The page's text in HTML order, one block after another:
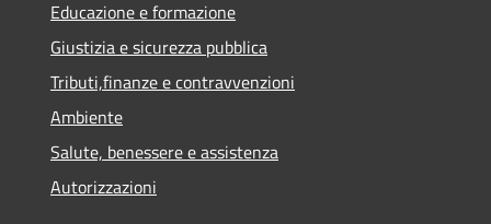
Educazione e formazione
Giustizia e sicurezza pubblica
Tributi,finanze e contravvenzioni
Ambiente
Salute, benessere e assistenza
Autorizzazioni